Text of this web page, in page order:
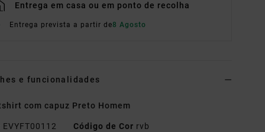
Entrega em casa ou em ponto de recolha
Entrega prevista a partir de8 Agosto
e funcionalidades
com capuz Preto Homem
EVYFT00112 Código de Cor rvb